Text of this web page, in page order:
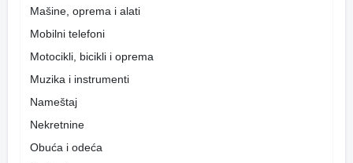
Mašine, oprema i alati
Mobilni telefoni
Motocikli, bicikli i oprema
Muzika i instrumenti
Nameštaj
Nekretnine
Obuća i odeća